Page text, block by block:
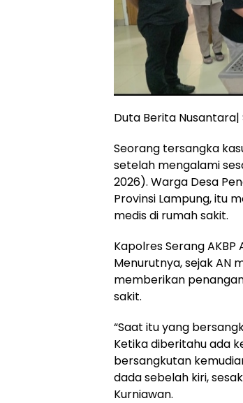
Duta Berita Nusantara|
Seorang tersangka
setelah mengalami
2026). Warga Desa
Provinsi Lampung, itu
medis di rumah sakit.
Kapolres Serang
Menurutnya, sejak AN
memberikan
sakit.
“Saat itu yang
Ketika diberitahu ada
bersangkutan
dada sebelah kiri,
Kurniawan.